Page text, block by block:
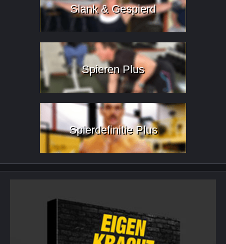
Slank & Gespierd
Spieren Plus
Spierdefinitie Plus